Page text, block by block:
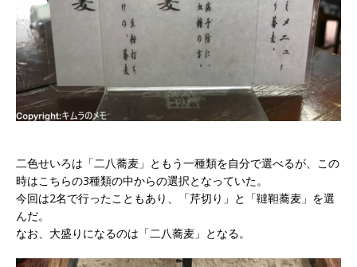
二色せいろは「二八蕎麦」ともう一種類を自分で選べるが、この
時はこちらの3種類の中からの選択となっていた。
今回は2名で行ったこともあり、「芹切り」と「韃靼蕎麦」を選
んだ。
なお、大盛りになるのは「二八蕎麦」となる。